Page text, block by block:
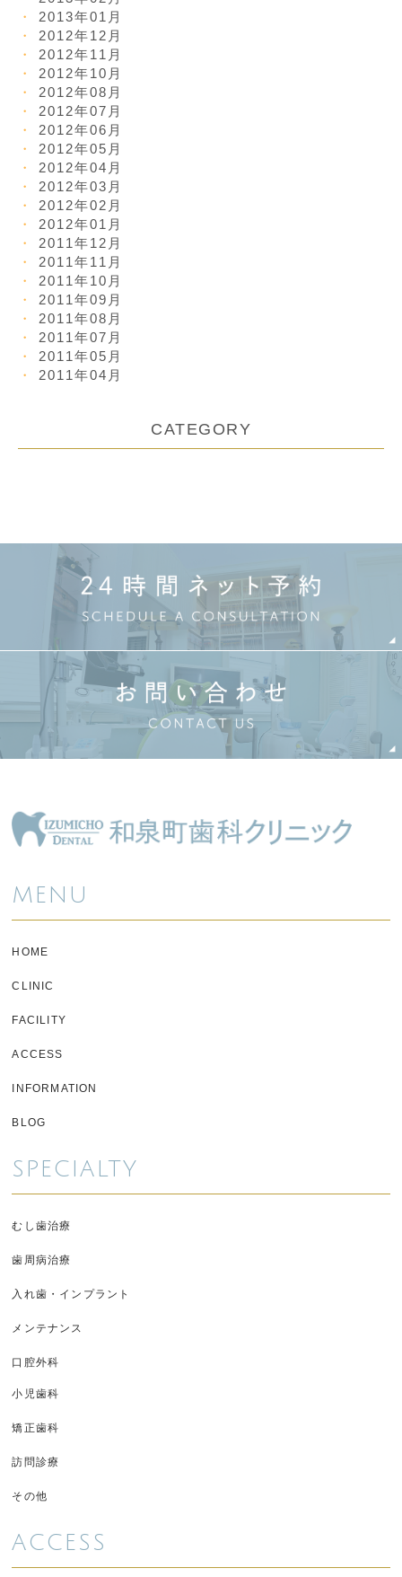
2013年01月
2012年12月
2012年11月
2012年10月
2012年08月
2012年07月
2012年06月
2012年05月
2012年04月
2012年03月
2012年02月
2012年01月
2011年12月
2011年11月
2011年10月
2011年09月
2011年08月
2011年07月
2011年05月
2011年04月
CATEGORY
MENU
HOME
CLINIC
FACILITY
ACCESS
INFORMATION
BLOG
SPECIALTY
むし歯治療
歯周病治療
入れ歯・インプラント
メンテナンス
口腔外科
小児歯科
矯正歯科
訪問診療
その他
ACCESS